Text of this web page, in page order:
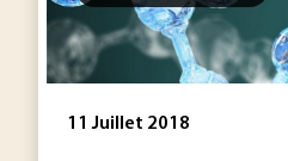
11 Juillet 2018